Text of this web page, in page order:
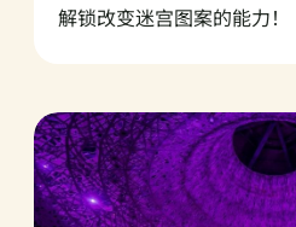
解锁改变迷宫图案的能力！